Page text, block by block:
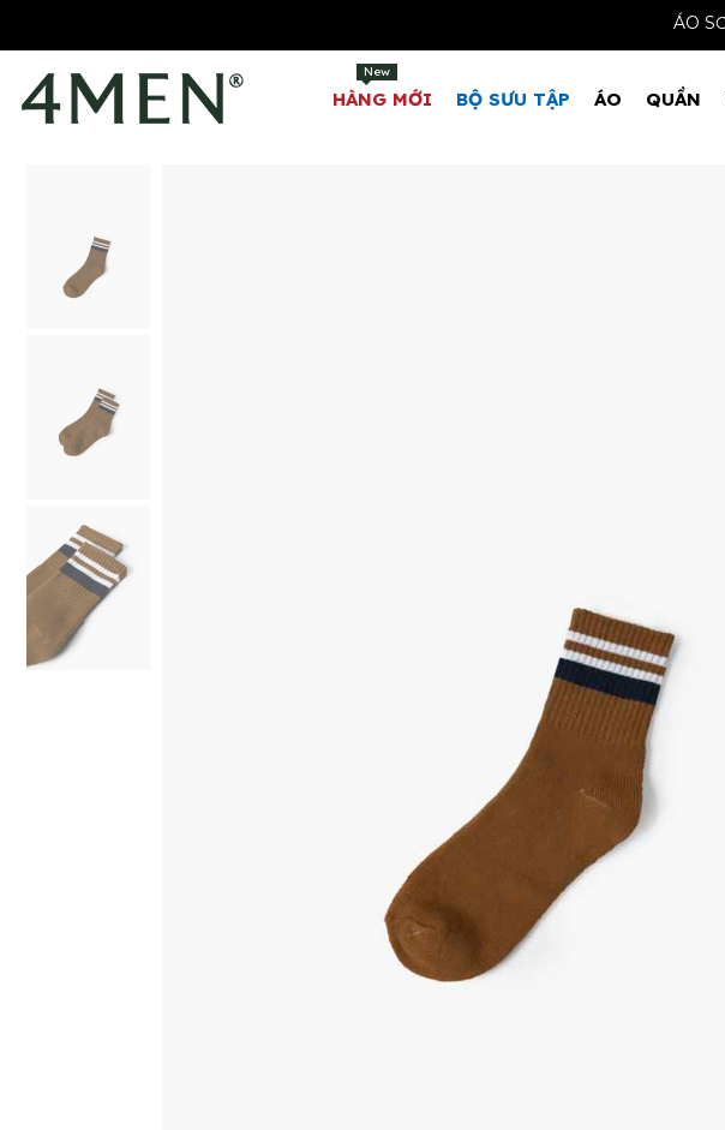
HÀNG MỚI
New
BỘ SƯU TẬP ÁO QUẦN